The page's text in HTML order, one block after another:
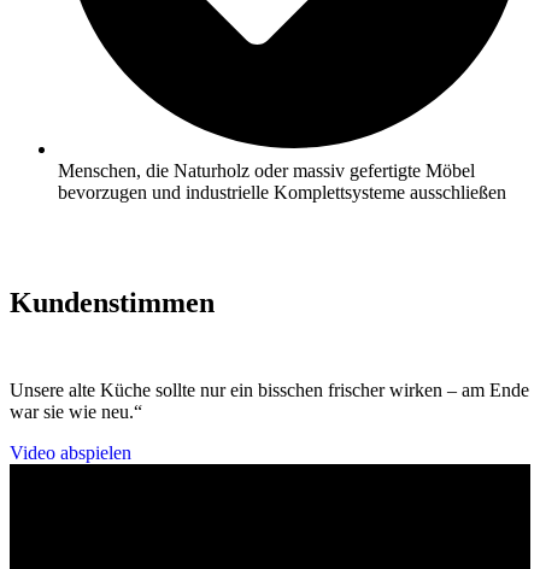
Menschen, die Naturholz oder massiv gefertigte Möbel
bevorzugen und industrielle Komplettsysteme ausschließen
Kundenstimmen
Unsere alte Küche sollte nur ein bisschen frischer wirken – am Ende
war sie wie neu.“
Video abspielen